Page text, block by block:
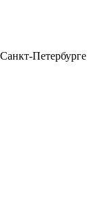
Петербурге